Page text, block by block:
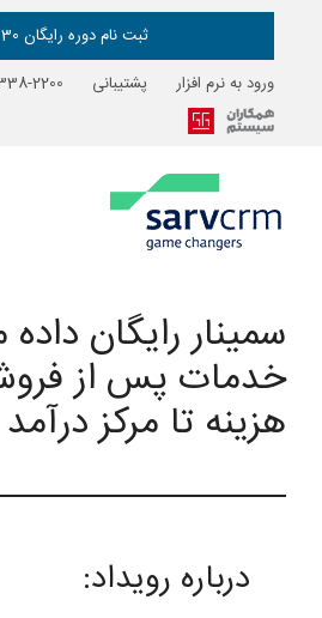
ثبت نام دوره رایگان 30 روزه
ورود به نرم افزار
پشتیبانی 2200-8338-021
سمینار رایگان
خدمات پس از
هزینه تا مرکز درآمد
درباره رویداد: